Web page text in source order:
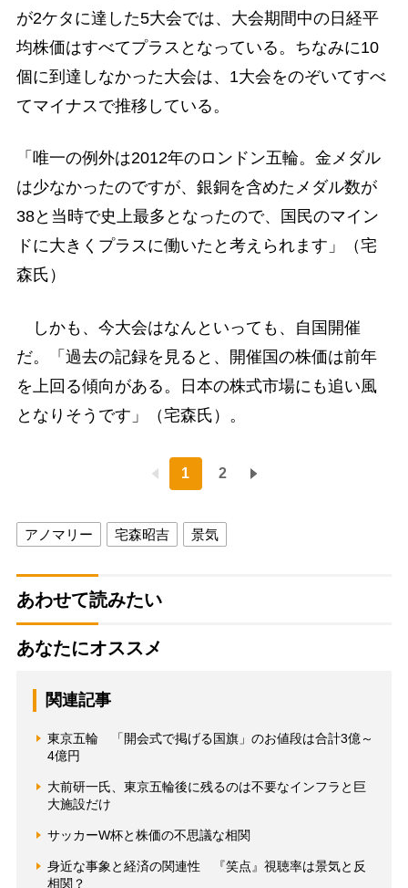
が2ケタに達した5大会では、大会期間中の日経平
均株価はすべてプラスとなっている。ちなみに10
個に到達しなかった大会は、1大会をのぞいてすべ
てマイナスで推移している。
「唯一の例外は2012年のロンドン五輪。金メダル
は少なかったのですが、銀銅を含めたメダル数が
38と当時で史上最多となったので、国民のマイン
ドに大きくプラスに働いたと考えられます」（宅
森氏）
しかも、今大会はなんといっても、自国開催
だ。「過去の記録を見ると、開催国の株価は前年
を上回る傾向がある。日本の株式市場にも追い風
となりそうです」（宅森氏）。
1 2
アノマリー 宅森昭吉 景気
あわせて読みたい
あなたにオススメ
関連記事
東京五輪 「開会式で掲げる国旗」のお値段は合計3億～
4億円
大前研一氏、東京五輪後に残るのは不要なインフラと巨
大施設だけ
サッカーW杯と株価の不思議な相関
身近な事象と経済の関連性 『笑点』視聴率は景気と反
相関？